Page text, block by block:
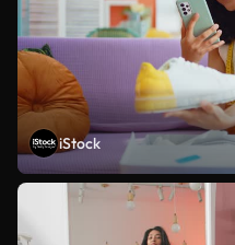
iStock